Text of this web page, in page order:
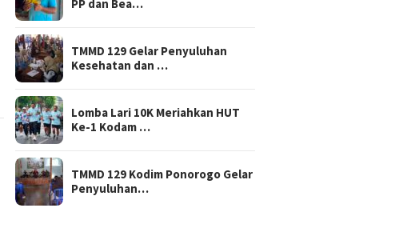
PP dan Bea…
TMMD 129 Gelar Penyuluhan
Kesehatan dan …
Lomba Lari 10K Meriahkan HUT
Ke-1 Kodam …
TMMD 129 Kodim Ponorogo Gelar
Penyuluhan…